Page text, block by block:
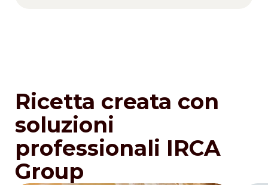
Ricetta creata con
soluzioni
professionali IRCA
Group